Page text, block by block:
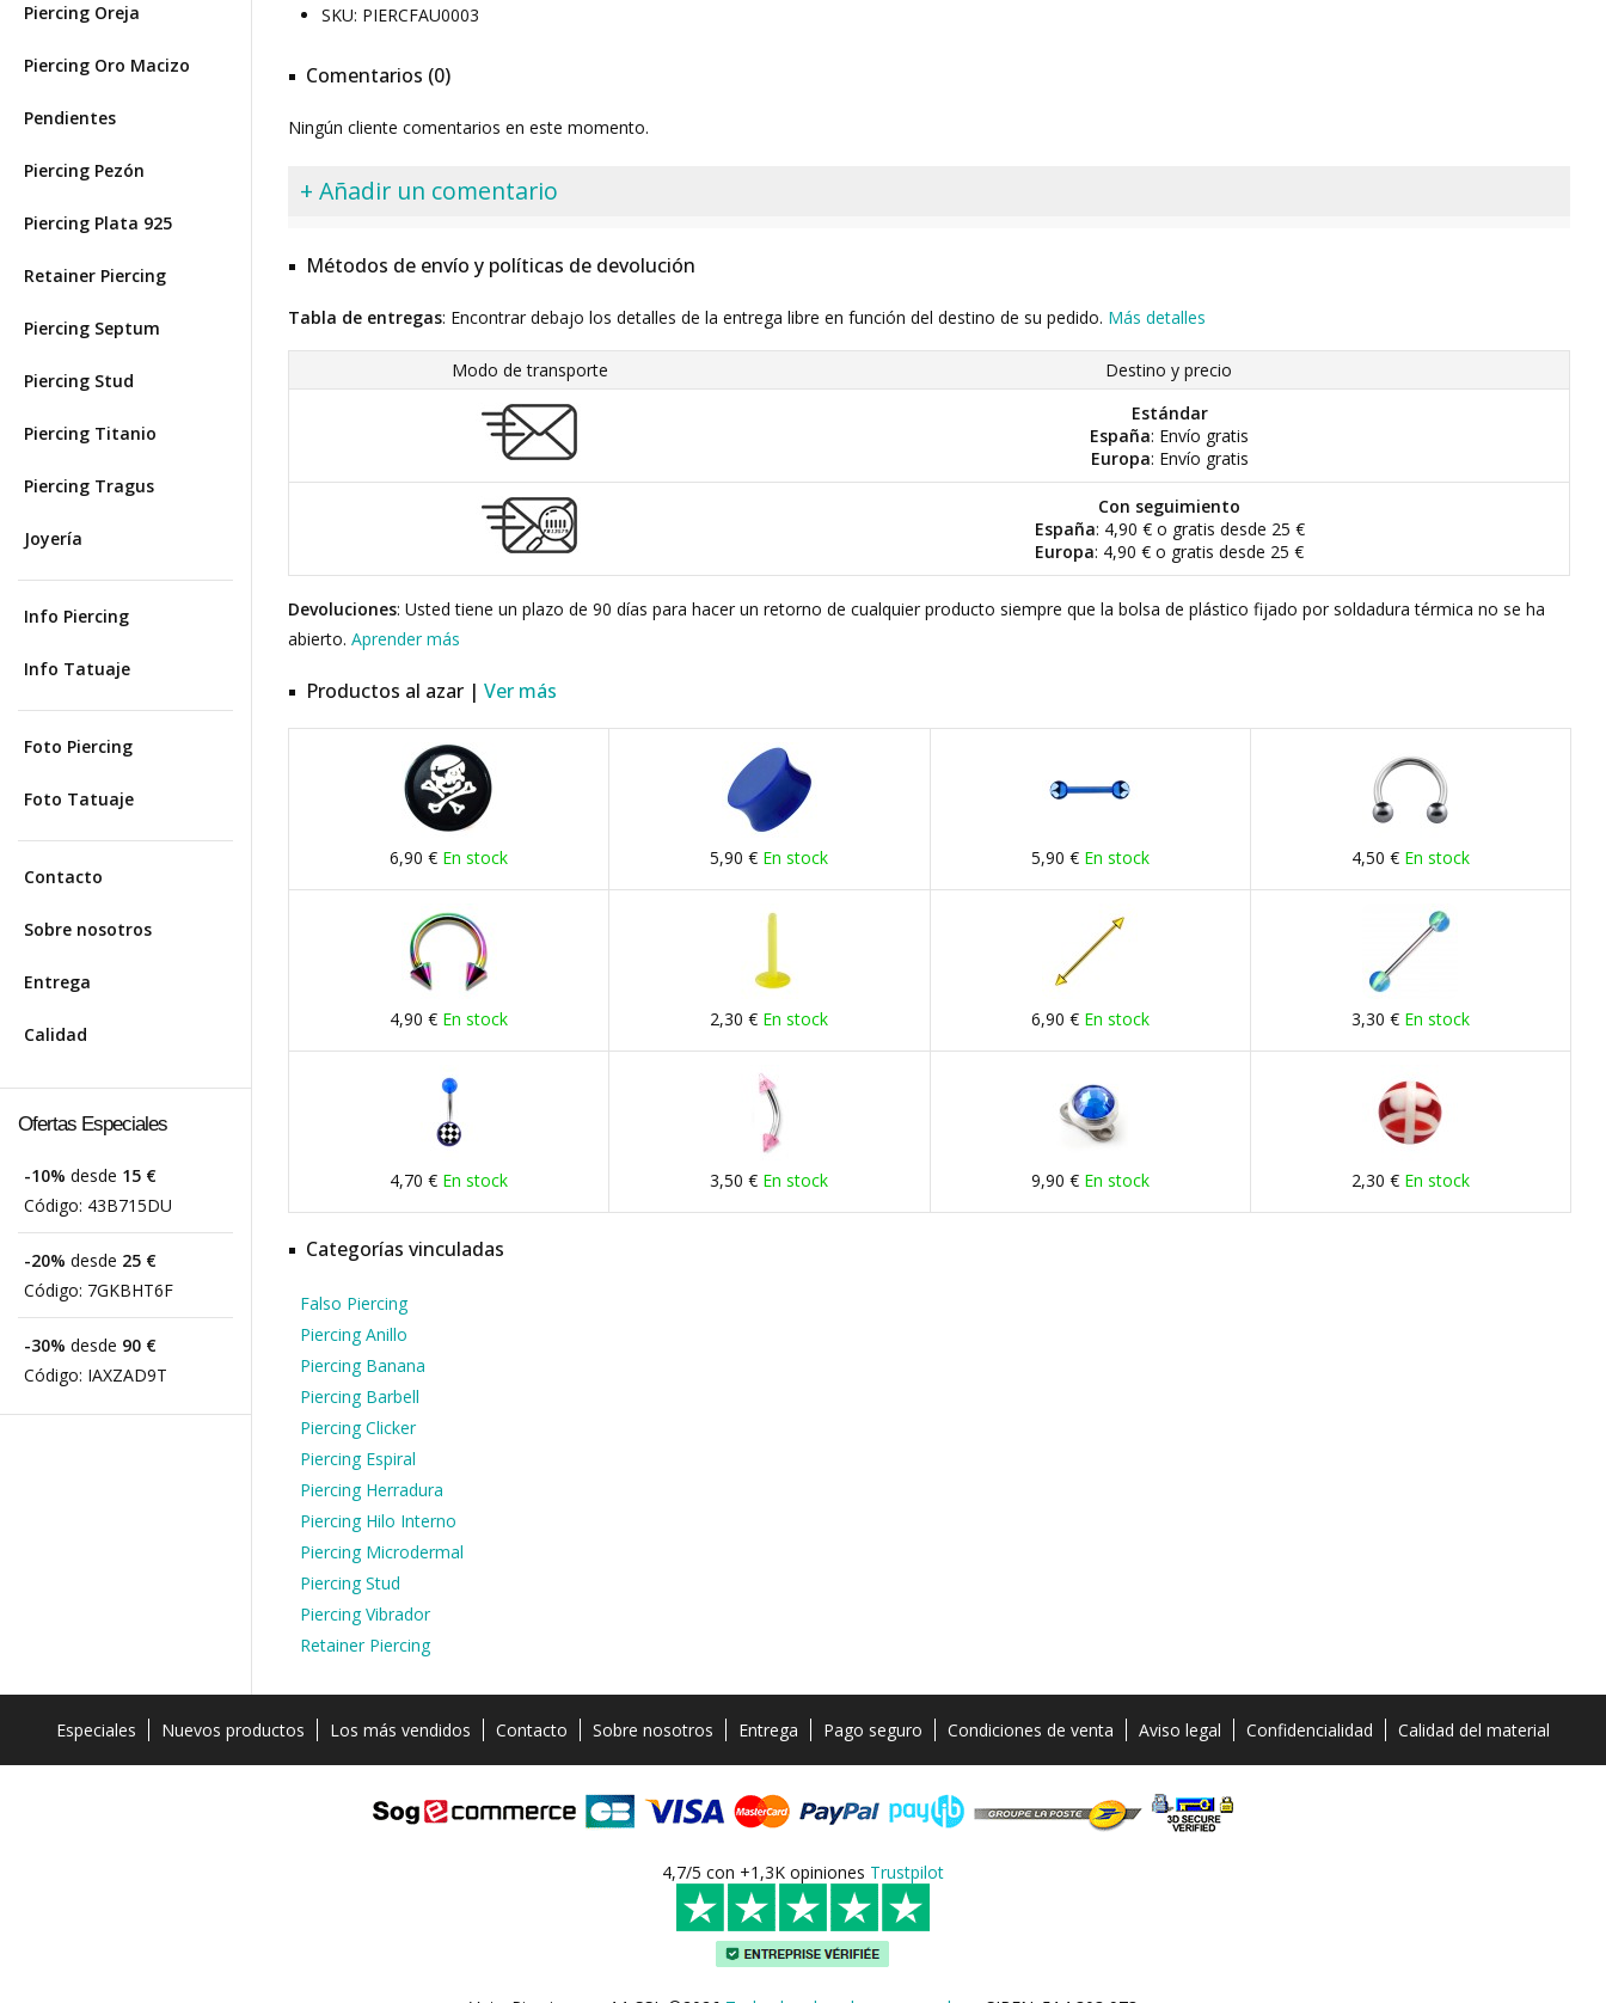
Piercing Oreja
Piercing Oro Macizo
Pendientes
Piercing Pezón
Piercing Plata 925
Retainer Piercing
Piercing Septum
Piercing Stud
Piercing Titanio
Piercing Tragus
Joyería
Info Piercing
Info Tatuaje
Foto Piercing
Foto Tatuaje
Contacto
Sobre nosotros
Entrega
Calidad
Ofertas Especiales
-10% desde 15 €
Código: 43B715DU
-20% desde 25 €
Código: 7GKBHT6F
-30% desde 90 €
Código: IAXZAD9T
SKU: PIERCFAU0003
Comentarios (0)
Ningún cliente comentarios en este momento.
+ Añadir un comentario
Métodos de envío y políticas de devolución
Tabla de entregas: Encontrar debajo los detalles de la entrega libre en función del destino de su pedido. Más detalles
Modo de transporte
Destino y precio
Estándar
España: Envío gratis
Europa: Envío gratis
Con seguimiento
España: 4,90 € o gratis desde 25 €
Europa: 4,90 € o gratis desde 25 €
Devoluciones: Usted tiene un plazo de 90 días para hacer un retorno de cualquier producto siempre que la bolsa de plástico fijado por soldadura térmica no se ha
abierto. Aprender más
Productos al azar | Ver más
6,90 € En stock 5,90 € En stock 5,90 € En stock 4,50 € En stock
4,90 € En stock 2,30 € En stock 6,90 € En stock 3,30 € En stock
4,70 € En stock 3,50 € En stock 9,90 € En stock 2,30 € En stock
Categorías vinculadas
Falso Piercing
Piercing Anillo
Piercing Banana
Piercing Barbell
Piercing Clicker
Piercing Espiral
Piercing Herradura
Piercing Hilo Interno
Piercing Microdermal
Piercing Stud
Piercing Vibrador
Retainer Piercing
Especiales Nuevos productos Los más vendidos Contacto Sobre nosotros Entrega Pago seguro Condiciones de venta Aviso legal Confidencialidad Calidad del material
4,7/5 con +1,3K opiniones Trustpilot